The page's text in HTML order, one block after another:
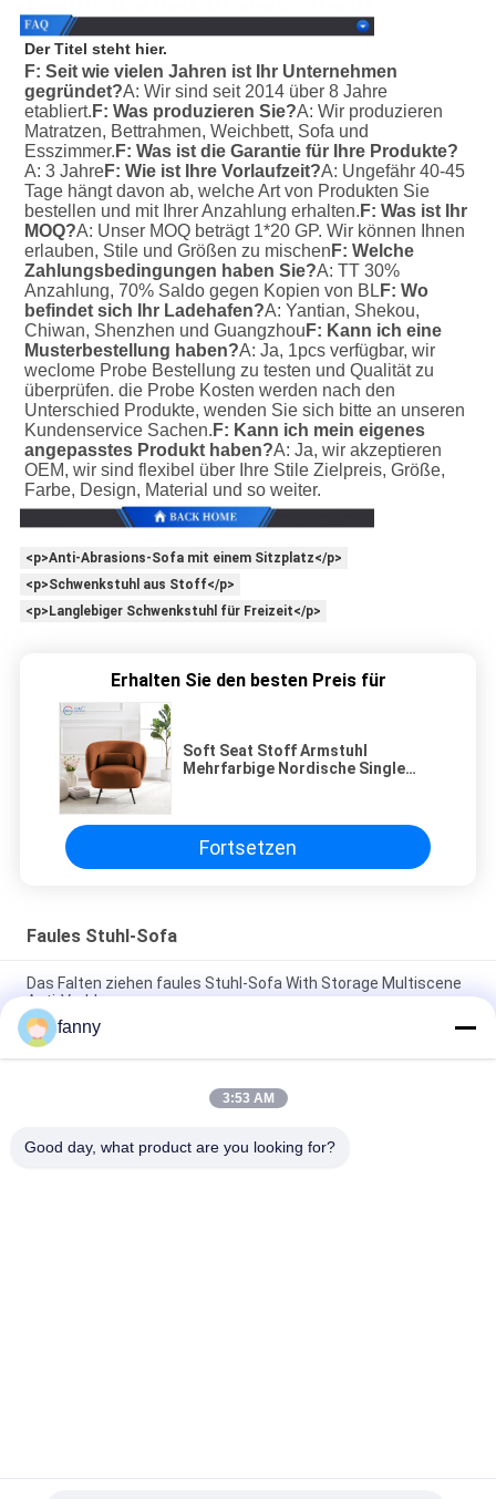
Der Titel steht hier.
F: Seit wie vielen Jahren ist Ihr Unternehmen
gegründet?A: Wir sind seit 2014 über 8 Jahre
etabliert. F: Was produzieren Sie?A: Wir produzieren
Matratzen, Bettrahmen, Weichbett, Sofa und
Esszimmer. F: Was ist die Garantie für Ihre Produkte?
A: 3 JahreF: Wie ist Ihre Vorlaufzeit?A: Ungefähr 40-45
Tage hängt davon ab, welche Art von Produkten Sie
bestellen und mit Ihrer Anzahlung erhalten. F: Was ist Ihr
MOQ?A: Unser MOQ beträgt 1*20 GP. Wir können Ihnen
erlauben, Stile und Größen zu mischen F: Welche
Zahlungsbedingungen haben Sie?A: TT 30%
Anzahlung, 70% Saldo gegen Kopien von BL F: Wo
befindet sich Ihr Ladehafen?A: Yantian, Shekou,
Chiwan, Shenzhen und Guangzhou F: Kann ich eine
Musterbestellung haben?A: Ja, 1pcs verfügbar, wir
weclome Probe Bestellung zu testen und Qualität zu
überprüfen. die Probe Kosten werden nach den
Unterschied Produkte, wenden Sie sich bitte an unseren
Kundenservice Sachen. F: Kann ich mein eigenes
angepasstes Produkt haben?A: Ja, wir akzeptieren
OEM, wir sind flexibel über Ihre Stile Zielpreis, Größe,
Farbe, Design, Material und so weiter.
<p>Anti-Abrasions-Sofa mit einem Sitzplatz</p>
<p>Schwenkstuhl aus Stoff</p>
<p>Langlebiger Schwenkstuhl für Freizeit</p>
Erhalten Sie den besten Preis für
Soft Seat Stoff Armstuhl
Mehrfarbige Nordische Single
Fortsetzen
Faules Stuhl-Sofa
Das Falten ziehen faules Stuhl-Sofa With Storage Multiscene
Anti-Verblassen aus
Breathable Schwenker-fauler Stuhl Sofa Wear Resistant Anti
Scratch
Dauerhafte Gewebe-Freizeit Sofa Chair, Antiabnutzungs-
fanny
3:53 AM
Good day, what product are you looking for?